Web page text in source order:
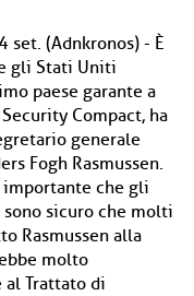
set. (Adnkronos) - È
gli Stati Uniti
paese garante a
Compact, ha
generale
Fogh Rasmussen.
importante che gli
sicuro che molti
Rasmussen alla
molto
Trattato di